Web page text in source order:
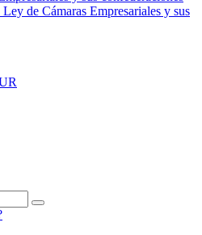
de Cámaras Empresariales y sus